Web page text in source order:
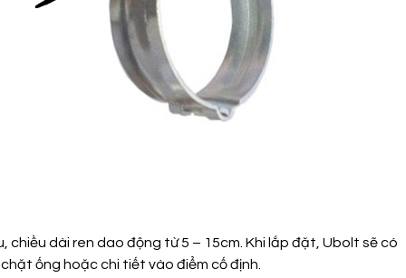
chiều dài ren dao động từ 5 – 15cm . Khi lắp đặt, Ubolt sẽ có
chặt ống hoặc chi tiết vào điểm cố định.